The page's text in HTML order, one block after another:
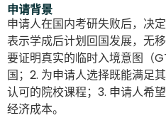
申请背景
申请人在国内考研失败后，决
表示学成后计划回国发展，无
要证明真实的临时入境意图（
国；2. 为申请人选择既能满足
认可的院校课程；3. 申请人希
经济成本。